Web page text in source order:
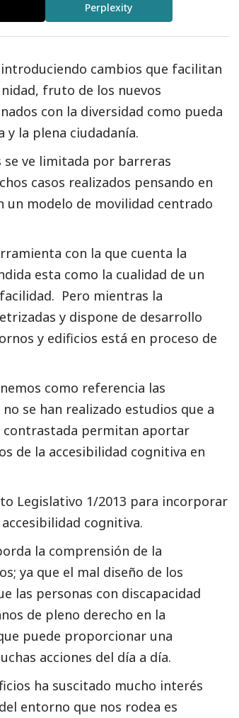
Perplexity
cambios que facilitan
fruto de los nuevos
con la diversidad como pueda
la plena ciudadanía.
se ve limitada por barreras
casos realizados pensando en
modelo de movilidad centrado
con la que cuenta la
esta como la cualidad de un
Pero mientras la
y dispone de desarrollo
y edificios está en proceso de
como referencia las
se han realizado estudios que a
contrastada permitan aportar
de la accesibilidad cognitiva en
Legislativo 1/2013 para incorporar
cognitiva.
la comprensión de la
ya que el mal diseño de los
las personas con discapacidad
de pleno derecho en la
puede proporcionar una
acciones del día a día.
ha suscitado mucho interés
entorno que nos rodea es